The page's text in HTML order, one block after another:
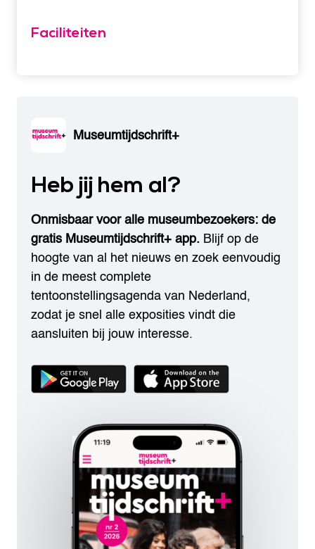
Faciliteiten
Museumtijdschrift+
Heb jij hem al?
Onmisbaar voor alle museumbezoekers: de
gratis Museumtijdschrift+ app. Blijf op de
hoogte van al het nieuws en zoek eenvoudig
in de meest complete
tentoonstellingsagenda van Nederland,
zodat je snel alle exposities vindt die
aansluiten bij jouw interesse.